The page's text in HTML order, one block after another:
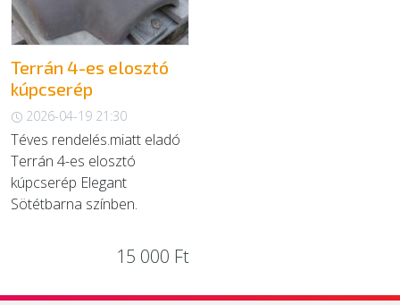
SZOLGÁLTATÓK
Terrán 4-es elosztó
kúpcserép
2026-04-19 21:30
Téves rendelés.miatt eladó
Terrán 4-es elosztó
kúpcserép Elegant
Sötétbarna színben.
15 000 Ft